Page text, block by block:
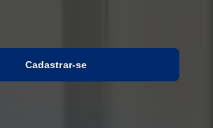
Cadastrar-se